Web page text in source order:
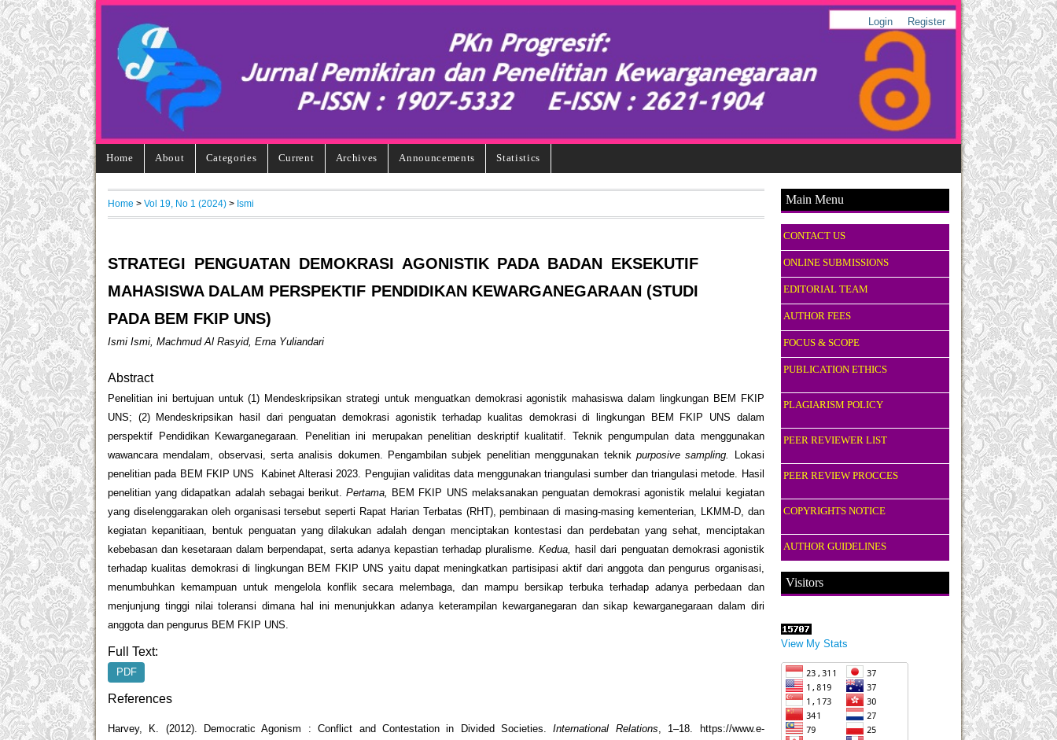
Login Register
Home About Categories Current Archives Announcements Statistics
Main Menu
CONTACT US
ONLINE SUBMISSIONS
EDITORIAL TEAM
AUTHOR FEES
FOCUS & SCOPE
PUBLICATION ETHICS
PLAGIARISM POLICY
PEER REVIEWER LIST
PEER REVIEW PROCCES
COPYRIGHTS NOTICE
AUTHOR GUIDELINES
Visitors
View My Stats
Home > Vol 19, No 1 (2024) > Ismi
STRATEGI PENGUATAN DEMOKRASI AGONISTIK PADA BADAN EKSEKUTIF
MAHASISWA DALAM PERSPEKTIF PENDIDIKAN KEWARGANEGARAAN (STUDI
PADA BEM FKIP UNS)
Ismi Ismi, Machmud Al Rasyid, Erna Yuliandari
Abstract
Penelitian ini bertujuan untuk (1) Mendeskripsikan strategi untuk menguatkan demokrasi agonistik mahasiswa dalam lingkungan BEM FKIP
UNS; (2) Mendeskripsikan hasil dari penguatan demokrasi agonistik terhadap kualitas demokrasi di lingkungan BEM FKIP UNS dalam
perspektif Pendidikan Kewarganegaraan. Penelitian ini merupakan penelitian deskriptif kualitatif. Teknik pengumpulan data menggunakan
wawancara mendalam, observasi, serta analisis dokumen. Pengambilan subjek penelitian menggunakan teknik purposive sampling.
Lokasi
penelitian pada BEM FKIP UNS Kabinet Alterasi 2023. Pengujian validitas data menggunakan triangulasi sumber dan triangulasi metode. Hasil
penelitian yang didapatkan adalah sebagai berikut.Pertama, BEM FKIP UNS melaksanakan penguatan demokrasi agonistik melalui kegiatan
yang diselenggarakan oleh organisasi tersebut seperti Rapat Harian Terbatas (RHT), pembinaan di masing-masing kementerian, LKMM-D, dan
kegiatan kepanitiaan, bentuk penguatan yang dilakukan adalah dengan menciptakan kontestasi dan perdebatan yang sehat, menciptakan
kebebasan dan kesetaraan dalam berpendapat, serta adanya kepastian terhadap pluralisme.Kedua, hasil dari penguatan demokrasi agonistik
terhadap kualitas demokrasi di lingkungan BEM FKIP UNS yaitu dapat meningkatkan partisipasi aktif dari anggota dan pengurus organisasi,
menumbuhkan kemampuan untuk mengelola konflik secara melembaga, dan mampu bersikap terbuka terhadap adanya perbedaan dan
menjunjung tinggi nilai toleransi dimana hal ini menunjukkan adanya keterampilan kewarganegaran dan sikap kewarganegaraan dalam diri
anggota dan pengurus BEM FKIP UNS.
Full Text:
PDF
References
Harvey, K. (2012). Democratic Agonism : Conflict and Contestation in Divided Societies.International Relations , 1–18. https://www.e-